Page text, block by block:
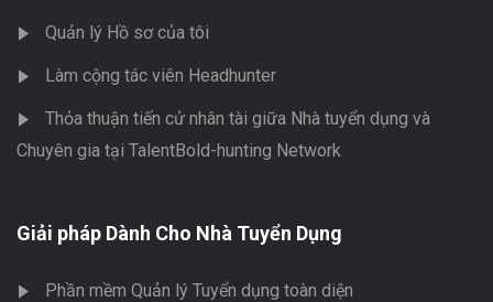
Quản lý Hồ sơ của tôi
Làm cộng tác viên Headhunter
Thỏa thuận tiến cử nhân tài giữa Nhà tuyển dụng và
Chuyên gia tại TalentBold-hunting Network
Giải pháp Dành Cho Nhà Tuyển Dụng
Phần mềm Quản lý Tuyển dụng toàn diện